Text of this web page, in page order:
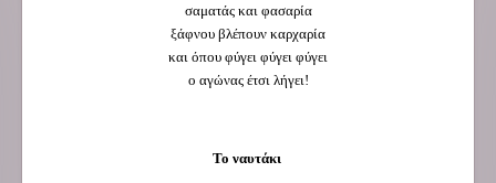
σαματάς και φασαρία
ξάφνου βλέπουν καρχαρία
και όπου φύγει φύγει φύγει
ο αγώνας έτσι λήγει!
Το ναυτάκι